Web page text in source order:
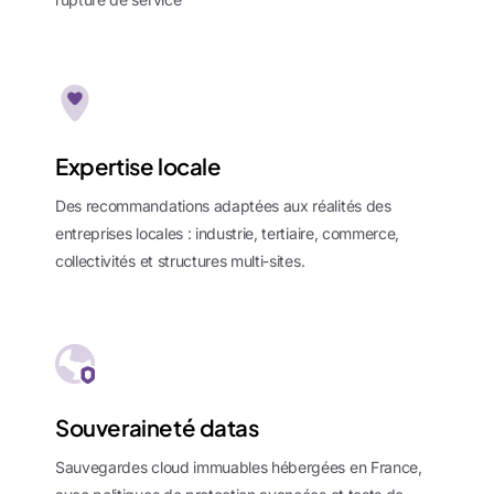
Expertise locale
Des recommandations adaptées aux réalités des
entreprises locales : industrie, tertiaire, commerce,
collectivités et structures multi-sites.
Souveraineté datas
Sauvegardes cloud immuables hébergées en France,